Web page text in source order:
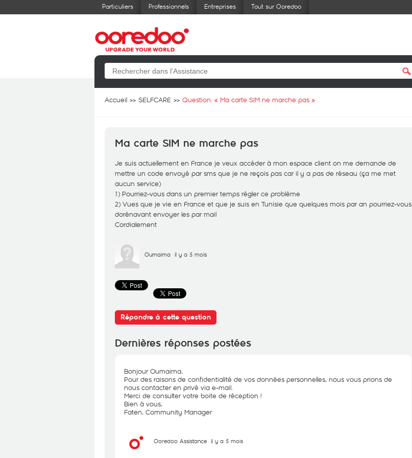
Particuliers Professionnels Entreprises Tout sur Ooredoo
Accueil SELFCARE Question: « Ma carte SIM ne marche pas »
Ma carte SIM ne marche pas
Je suis actuellement en France je veux accéder à mon espace client on me demande de
mettre un code envoyé par sms que je ne reçois pas car il y a pas de réseau (ça me met
aucun service)
1) Pourriez-vous dans un premier temps régler ce problème
2) Vues que je vie en France et que je suis en Tunisie que quelques mois par an pourriez-vous
dorénavant envoyer les par mail
Cordialement
Oumaima il y a 5 mois
Répondre à cette question
Dernières réponses postées
Bonjour Oumaima,
Pour des raisons de confidentialité de vos données personnelles, nous vous prions de
nous contacter en privé via e-mail.
Merci de consulter votre boite de réception !
Bien à vous,
Faten, Community Manager
Ooredoo Assistance il y a 5 mois